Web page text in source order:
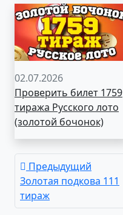
02.07.2026
Проверить билет 1759
тиража Русского лото
(золотой бочонок)
Предыдущий
Золотая подкова 111
тираж